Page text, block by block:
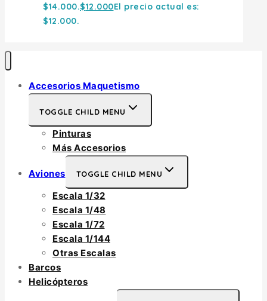
$14.000.$12.000El precio actual es:
$12.000.
Accesorios Maquetismo
TOGGLE CHILD MENU
Pinturas
Más Accesorios
Aviones TOGGLE CHILD MENU
Escala 1/32
Escala 1/48
Escala 1/72
Escala 1/144
Otras Escalas
Barcos
Helicópteros